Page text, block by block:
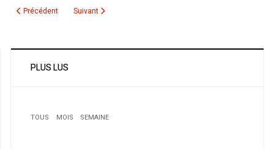
Article précédent : Emplois au recensement
Précédent Article suivant : Emploi: Poste d’agent d’information
Suivant
PLUS LUS
TOUS MOIS SEMAINE